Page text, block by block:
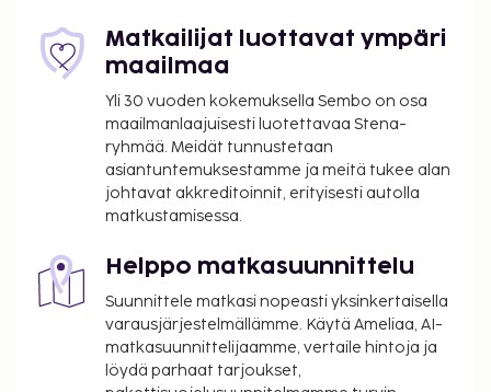
Matkailijat luottavat ympäri
maailmaa
Yli 30 vuoden kokemuksella Sembo on osa
maailmanlaajuisesti luotettavaa Stena-
ryhmää. Meidät tunnustetaan
asiantuntemuksestamme ja meitä tukee alan
johtavat akkreditoinnit, erityisesti autolla
matkustamisessa.
Helppo matkasuunnittelu
Suunnittele matkasi nopeasti yksinkertaisella
varausjärjestelmällämme. Käytä Ameliaa, AI-
matkasuunnittelijaamme, vertaile hintoja ja
löydä parhaat tarjoukset,